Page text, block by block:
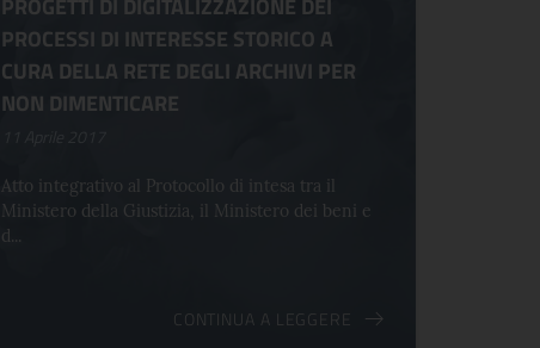
PROGETTI DI DIGITALIZZAZIONE DEI
PROCESSI DI INTERESSE STORICO A
CURA DELLA RETE DEGLI ARCHIVI PER
NON DIMENTICARE
Atto integrativo al Protocollo di intesa tra il
Ministero della Giustizia, il Ministero dei beni e
d...
CONTINUA A LEGGERE